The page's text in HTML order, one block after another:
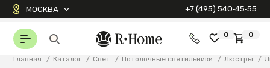
МОСКВА +7 (495) 540‑45‑55
0 0
Главная / Каталог / Свет / Потолочные светильники / Люстры /